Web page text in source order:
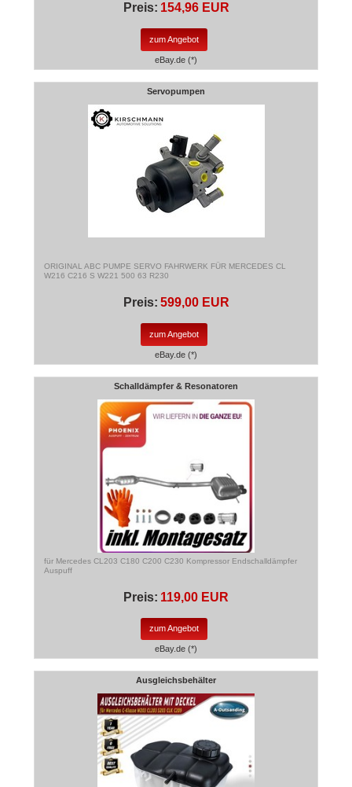
Preis: 154,96 EUR
zum Angebot
eBay.de (*)
Servopumpen
ORIGINAL ABC PUMPE SERVO FAHRWERK FÜR MERCEDES CL
W216 C216 S W221 500 63 R230
Preis: 599,00 EUR
zum Angebot
eBay.de (*)
Schalldämpfer & Resonatoren
für Mercedes CL203 C180 C200 C230 Kompressor Endschalldämpfer
Auspuff
Preis: 119,00 EUR
zum Angebot
eBay.de (*)
Ausgleichsbehälter